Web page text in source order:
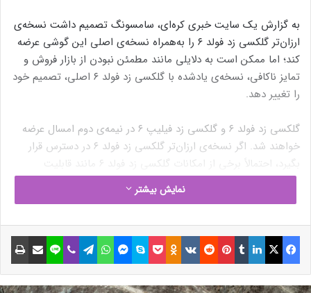
به گزارش یک سایت خبری کره‌ای، سامسونگ تصمیم داشت نسخه‌ی
ارزان‌تر گلکسی زد فولد ۶ را به‌همراه نسخه‌ی اصلی این گوشی عرضه
کند؛ اما ممکن است به دلایلی مانند مطمئن نبودن از بازار فروش و
تمایز ناکافی، نسخه‌‌ی یادشده با گلکسی زد فولد ۶ اصلی، تصمیم خود
را تغییر دهد.
گلکسی زد فولد ۶ و گلکسی زد فیلیپ ۶ در نیمه‌ی دوم امسال عرضه
خواهند شد. اگر نسخه‌ی ارزان‌تر گلکسی زد فولد ۶ در دسترس قرار
بگیرد، احتمالاً برخی از امکانات گلکسی زد فولد ۶ مانند قابلیت
پشتیبانی از S Pen را نخواهد داشت.
نوشته های مشابه
نمایش بیشتر
فیسبوک ایکس لینکداین تامبلر پینتریست Reddit
VKontakte
Odnoklassniki پاکت اسکایپ مسنجر واتس آپ تلگرام وایبر لاین اشتراک گذاری با ایمیل